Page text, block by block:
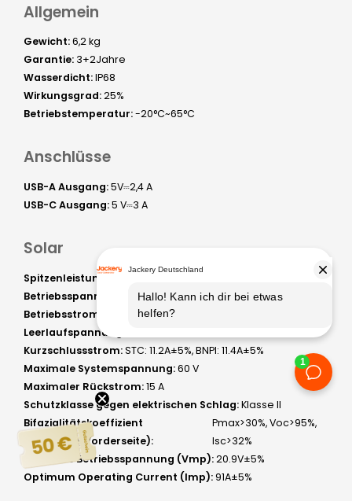
Allgemein
Gewicht:6,2 kg
Garantie: 3+2Jahre
Wasserdicht:IP68
Wirkungsgrad:25%
Betriebstemperatur:-20°C~65°C
Anschlüsse
USB-A Ausgang:5V⎓2,4 A
USB-C Ausgang:5 V⎓3 A
Solar
Spitzenleistung:STC: 200W±5%, BNPI: 208W±5%
Betriebsspannung:
STC: 20V±5%, BNPI: 20.2V±5%
Betriebsstrom:
STC: 10A±5%, BNPI: 10.3A±5%
Leerlaufspannung:
Kurzschlussstrom:STC: 11.2A±5%, BNPI: 11.4A±5%
Maximale Systemspannung:60 V
Maximaler Rückstrom:15 A
Schutzklasse gegen elektrischen Schlag:Klasse II
Bifazialitätskoeffizient
(Rückseite/Vorderseite):
Pmax>30%, Voc>95%,
Isc>32%
Optimale Betriebsspannung (Vmp):20.9V±5%
Optimum Operating Current (Imp):91A±5%